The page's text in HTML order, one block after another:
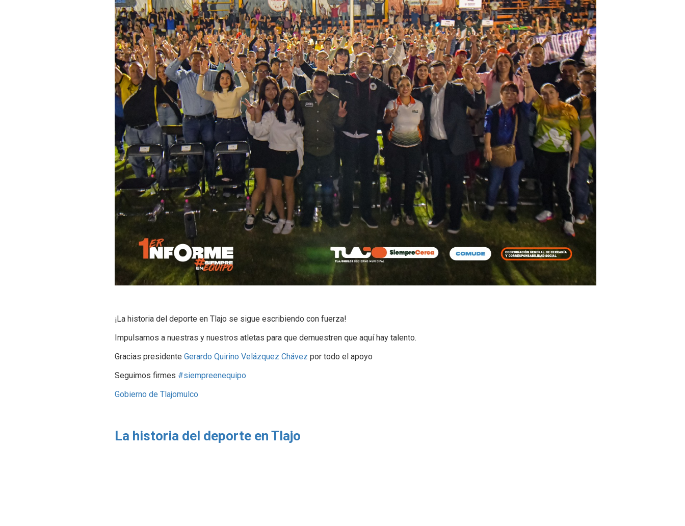
¡La historia del deporte en Tlajo se sigue escribiendo con fuerza!
Impulsamos a nuestras y nuestros atletas para que demuestren que aquí hay talento.
Gracias presidente Gerardo Quirino Velázquez Chávez por todo el apoyo
Seguimos firmes #siempreenequipo
Gobierno de Tlajomulco
La historia del deporte en Tlajo